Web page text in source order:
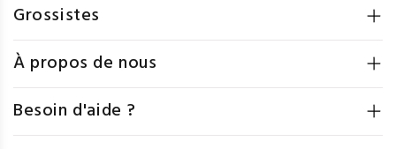
Grossistes
À propos de nous
Besoin d'aide ?